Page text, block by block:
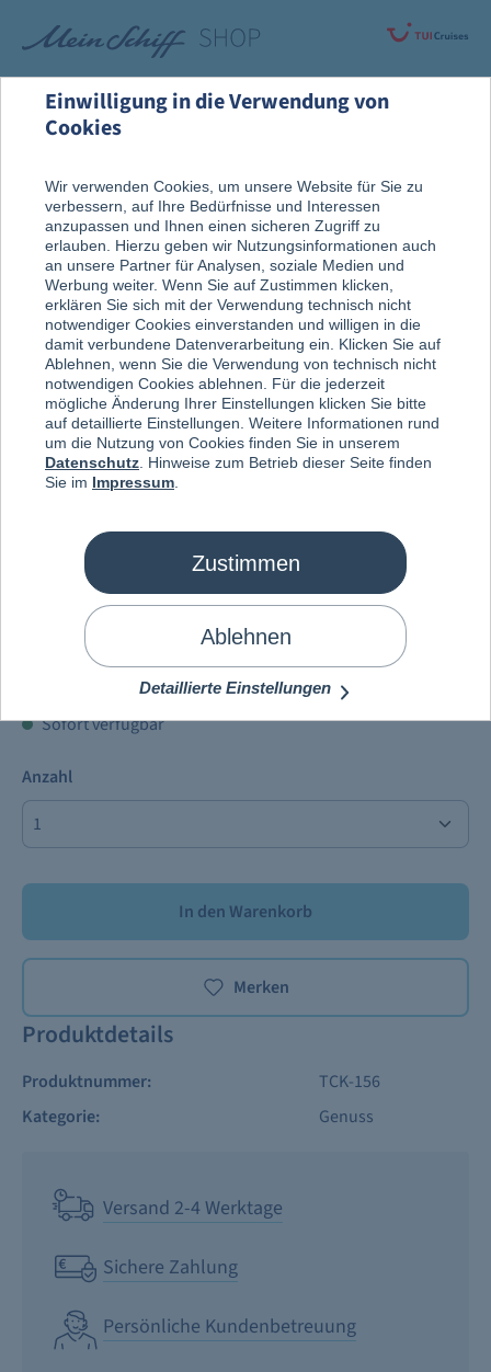
Rund um die Kreuzfahrt
An Bord entdeckt
Weine & Spirituosen
Mein Schiff®Rosarote Magie Gin
36,90 €
Preise inkl. MwSt. zzgl.Versandkosten
Sofort verfügbar
Anzahl
In den Warenkorb
Merken
Produktdetails
Produktnummer:
TCK-156
Kategorie:
Genuss
Versand 2-4 Werktage
Sichere Zahlung
Persönliche Kundenbetreuung
Einwilligung in die Verwendung von
Cookies
Wir verwenden Cookies, um unsere Website für Sie zu
verbessern, auf Ihre Bedürfnisse und Interessen
anzupassen und Ihnen einen sicheren Zugriff zu
erlauben. Hierzu geben wir Nutzungsinformationen auch
an unsere Partner für Analysen, soziale Medien und
Werbung weiter. Wenn Sie auf Zustimmen klicken,
erklären Sie sich mit der Verwendung technisch nicht
notwendiger Cookies einverstanden und willigen in die
damit verbundene Datenverarbeitung ein. Klicken Sie auf
Ablehnen, wenn Sie die Verwendung von technisch nicht
notwendigen Cookies ablehnen. Für die jederzeit
mögliche Änderung Ihrer Einstellungen klicken Sie bitte
auf detaillierte Einstellungen. Weitere Informationen rund
um die Nutzung von Cookies finden Sie in unserem
Datenschutz . Hinweise zum Betrieb dieser Seite finden
Sie im Impressum
Zustimmen
Ablehnen
Detaillierte Einstellungen